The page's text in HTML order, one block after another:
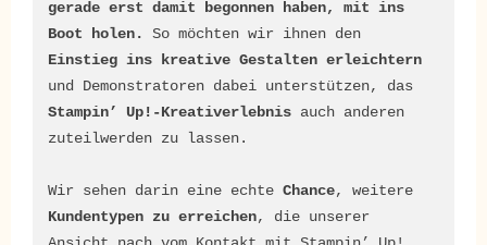
gerade erst damit begonnen haben, mit ins
Boot holen.
Einstieg ins kreative Gestalten erleichtern
Stampin’ Up!-Kreativerlebnis auch anderen
zuteilwerden zu lassen.
Wir sehen darin eine echte Chance
Kundentypen zu erreichen, die unserer